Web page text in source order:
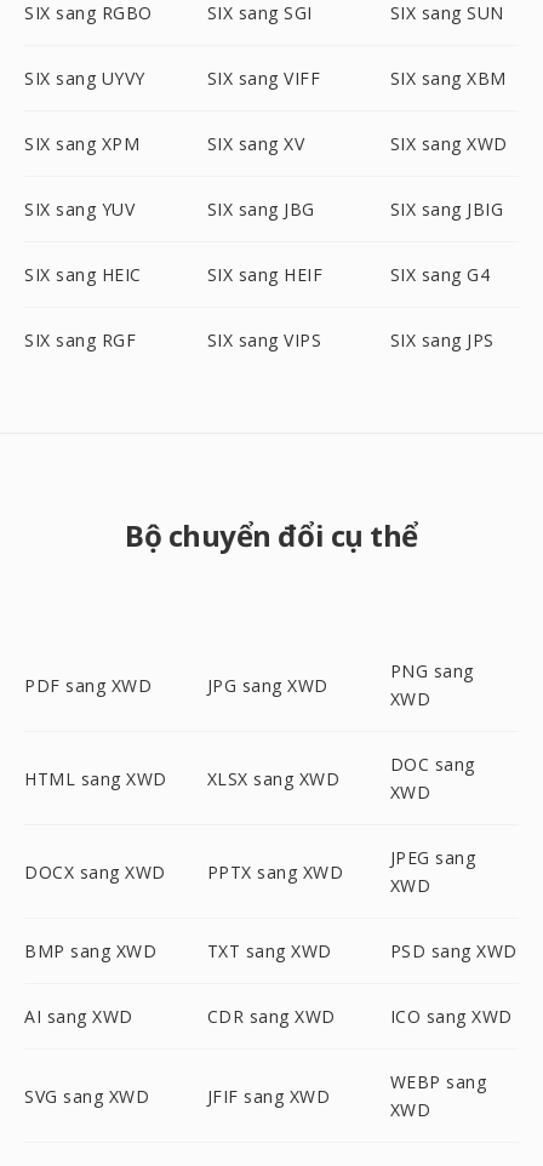
SIX sang RGBO SIX sang SGI SIX sang SUN
SIX sang UYVY SIX sang VIFF SIX sang XBM
SIX sang XPM SIX sang XV SIX sang XWD
SIX sang YUV SIX sang JBG SIX sang JBIG
SIX sang HEIC SIX sang HEIF SIX sang G4
SIX sang RGF SIX sang VIPS SIX sang JPS
Bộ chuyển đổi cụ thể
PDF sang XWD JPG sang XWD
PNG sang
XWD
HTML sang XWD XLSX sang XWD
DOC sang
XWD
DOCX sang XWD PPTX sang XWD
JPEG sang
XWD
BMP sang XWD TXT sang XWD PSD sang XWD
AI sang XWD CDR sang XWD ICO sang XWD
SVG sang XWD JFIF sang XWD
WEBP sang
XWD